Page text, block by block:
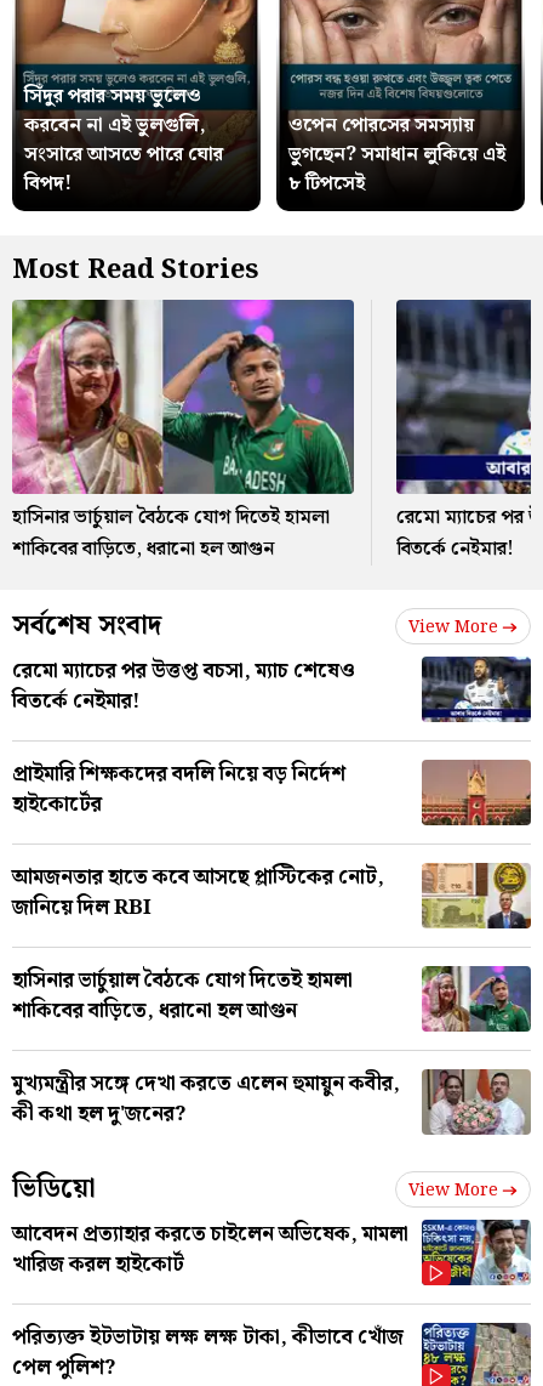
সিঁদুর পরার সময় ভুলেও
করবেন না এই ভুলগুলি,
সংসারে আসতে পারে ঘোর
বিপদ!
ওপেন পোরসের সমস্যায়
ভুগছেন? সমাধান লুকিয়ে এই
৮ টিপসেই
Most Read Stories
হাসিনার ভার্চুয়াল বৈঠকে যোগ দিতেই হামলা
শাকিবের বাড়িতে, ধরানো হল আগুন
রেমো ম্যাচের পর
বিতর্কে নেইমার!
সর্বশেষ সংবাদ View More
রেমো ম্যাচের পর উত্তপ্ত বচসা, ম্যাচ শেষেও
বিতর্কে নেইমার!
প্রাইমারি শিক্ষকদের বদলি নিয়ে বড় নির্দেশ
হাইকোর্টের
আমজনতার হাতে কবে আসছে প্লাস্টিকের নোট,
জানিয়ে দিল RBI
হাসিনার ভার্চুয়াল বৈঠকে যোগ দিতেই হামলা
শাকিবের বাড়িতে, ধরানো হল আগুন
মুখ্যমন্ত্রীর সঙ্গে দেখা করতে এলেন হুমায়ুন কবীর,
কী কথা হল দু'জনের?
ভিডিয়ো View More
আবেদন প্রত্যাহার করতে চাইলেন অভিষেক, মামলা
খারিজ করল হাইকোর্ট
পরিত্যক্ত ইটভাটায় লক্ষ লক্ষ টাকা, কীভাবে খোঁজ
পেল পুলিশ?